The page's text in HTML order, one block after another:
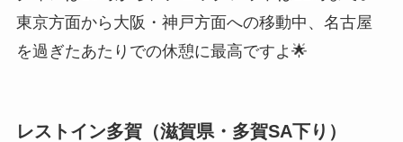
東京方面から大阪・神戸方面への移動中、名古屋
を過ぎたあたりでの休憩に最高ですよ🌟
レストイン多賀（滋賀県・多賀SA下り）